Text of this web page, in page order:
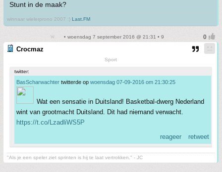
Stunt in de maak?
winnaar wielerprono 2007 :) Last.FM
• woensdag 7 september 2016 @ 21:31 • 9
Crocmaz
Sport
twitter:
BasScharwachter twitterde op woensdag 07-09-2016 om 21:30:25
Wat een sensatie in Duitsland! Basketbal-dwerg Nederland
wint van grootmacht Duitsland. Dit had niemand verwacht.
https://t.co/LzadliWS5P
reageer
retweet
"Als je een speler ziet sprinten is hij te laat vertrokken." - JC